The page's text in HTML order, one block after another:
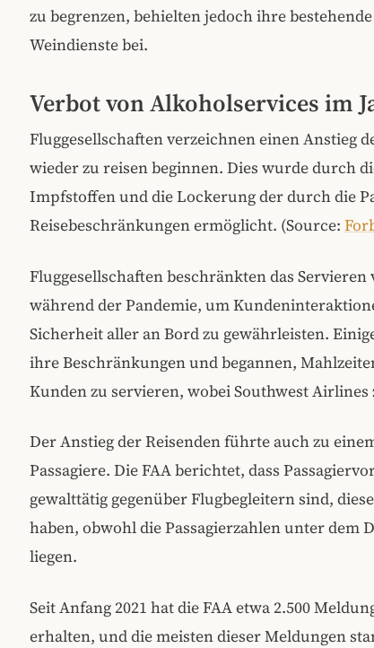
zu begrenzen, behielten jedoch ihre
Weindienste bei.
Verbot von Alkoholservices im
Fluggesellschaften verzeichnen einen Anstieg
wieder zu reisen beginnen. Dies wurde durch
Impfstoffen und die Lockerung der durch die
Reisebeschränkungen ermöglicht. (Source:
Fluggesellschaften beschränkten das
während der Pandemie, um
Sicherheit aller an Bord zu gewährleisten.
ihre Beschränkungen und begannen,
Kunden zu servieren, wobei Southwest Airlines
Der Anstieg der Reisenden führte auch zu
Passagiere. Die FAA berichtet, dass
gewalttätig gegenüber Flugbegleitern sind,
haben, obwohl die Passagierzahlen unter
liegen.
Seit Anfang 2021 hat die FAA etwa 2.500
erhalten, und die meisten dieser Meldungen